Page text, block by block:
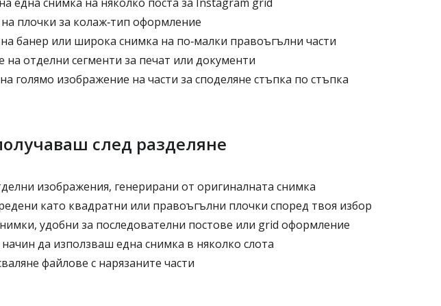
плочки за колаж‑тип оформление
банер или широка снимка на по‑малки правоъгълни части
на отделни сегменти за печат или документи
голямо изображение на части за споделяне стъпка по стъпка
след разделяне
изображения, генерирани от оригиналната снимка
като квадратни или правоъгълни плочки според твоя избор
удобни за последователни постове или grid оформление
да използваш една снимка в няколко слота
файлове с нарязаните части